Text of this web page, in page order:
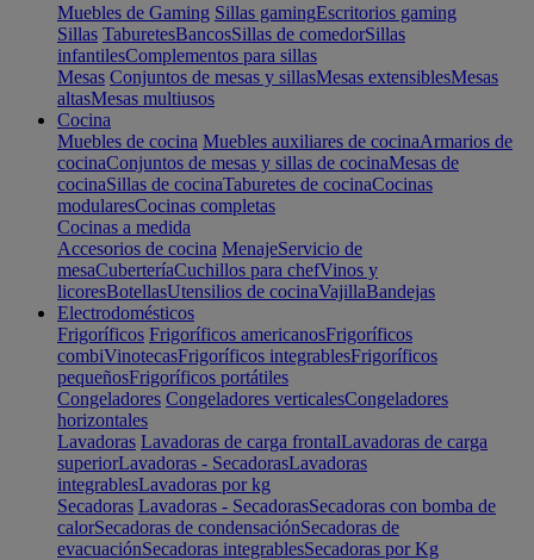
Muebles de Gaming Sillas gamingEscritorios gaming
Sillas TaburetesBancosSillas de comedorSillas
infantilesComplementos para sillas
Mesas Conjuntos de mesas y sillasMesas extensiblesMesas
altasMesas multiusos
Cocina
Muebles de cocina Muebles auxiliares de cocinaArmarios de
cocinaConjuntos de mesas y sillas de cocinaMesas de
cocinaSillas de cocinaTaburetes de cocinaCocinas
modularesCocinas completas
Cocinas a medida
Accesorios de cocina MenajeServicio de
mesaCuberteríaCuchillos para chefVinos y
licoresBotellasUtensilios de cocinaVajillaBandejas
Electrodomésticos
Frigoríficos Frigoríficos americanosFrigoríficos
combiVinotecasFrigoríficos integrablesFrigoríficos
pequeñosFrigoríficos portátiles
Congeladores Congeladores verticalesCongeladores
horizontales
Lavadoras Lavadoras de carga frontalLavadoras de carga
superiorLavadoras - SecadorasLavadoras
integrablesLavadoras por kg
Secadoras Lavadoras - SecadorasSecadoras con bomba de
calorSecadoras de condensaciónSecadoras de
evacuaciónSecadoras integrablesSecadoras por Kg